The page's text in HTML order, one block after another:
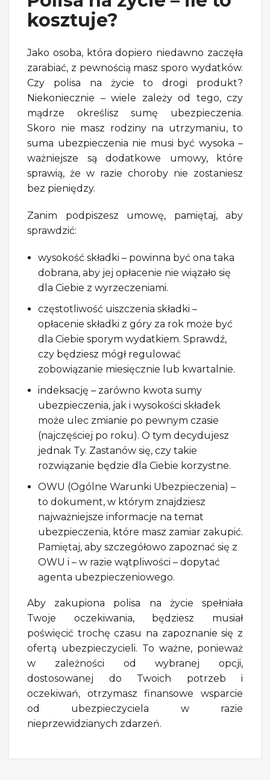
kosztuje?
Jako osoba, która dopiero niedawno zaczęła
zarabiać, z pewnością masz sporo wydatków.
Czy polisa na życie to drogi produkt?
Niekoniecznie – wiele zależy od tego, czy
mądrze określisz sumę ubezpieczenia.
Skoro nie masz rodziny na utrzymaniu, to
suma ubezpieczenia nie musi być wysoka –
ważniejsze są dodatkowe umowy, które
sprawią, że w razie choroby nie zostaniesz
bez pieniędzy.
Zanim podpiszesz umowę, pamiętaj, aby
sprawdzić:
wysokość składki – powinna być ona taka
dobrana, aby jej opłacenie nie wiązało się
dla Ciebie z wyrzeczeniami.
częstotliwość uiszczenia składki –
opłacenie składki z góry za rok może być
dla Ciebie sporym wydatkiem. Sprawdź,
czy będziesz mógł regulować
zobowiązanie miesięcznie lub kwartalnie.
indeksację – zarówno kwota sumy
ubezpieczenia, jak i wysokości składek
może ulec zmianie po pewnym czasie
(najczęściej po roku). O tym decydujesz
jednak Ty. Zastanów się, czy takie
rozwiązanie będzie dla Ciebie korzystne.
OWU (Ogólne Warunki Ubezpieczenia) –
to dokument, w którym znajdziesz
najważniejsze informacje na temat
ubezpieczenia, które masz zamiar zakupić.
Pamiętaj, aby szczegółowo zapoznać się z
OWU i – w razie wątpliwości – dopytać
agenta ubezpieczeniowego.
Aby zakupiona polisa na życie spełniała
Twoje oczekiwania, będziesz musiał
poświęcić trochę czasu na zapoznanie się z
ofertą ubezpieczycieli. To ważne, ponieważ
w zależności od wybranej opcji,
dostosowanej do Twoich potrzeb i
oczekiwań, otrzymasz finansowe wsparcie
od ubezpieczyciela w razie
nieprzewidzianych zdarzeń.